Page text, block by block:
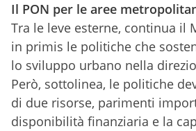
Il PON per le aree
Tra le leve esterne, continua il
in primis le politiche che
lo sviluppo urbano nella
Però, sottolinea, le politiche
di due risorse, parimenti
disponibilità finanziaria e la